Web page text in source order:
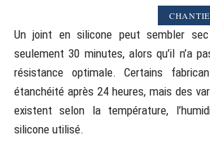
Un joint en silicone peut sembler
seulement 30 minutes, alors qu’il n’a
résistance optimale. Certains
étanchéité après 24 heures, mais des
existent selon la température,
silicone utilisé.